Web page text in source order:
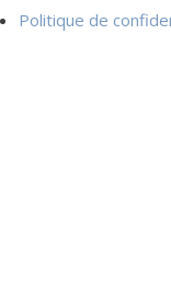
Politique de